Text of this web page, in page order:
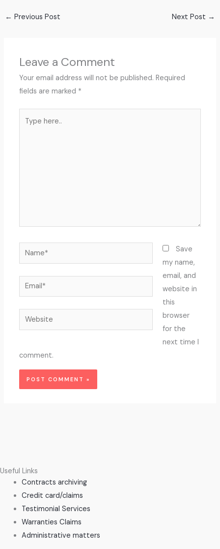
← Previous Post Next Post →
Leave a Comment
Your email address will not be published. Required
fields are marked *
Name*
Email*
Website
Save
my name,
email, and
website in
this
browser
for the
next time I
comment.
Useful Links
Contracts archiving
Credit card/claims
Testimonial Services
Warranties Claims
Administrative matters